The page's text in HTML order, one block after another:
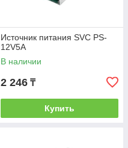
Источник питания SVC PS-
12V5A
В наличии
2 246 ₸
Купить